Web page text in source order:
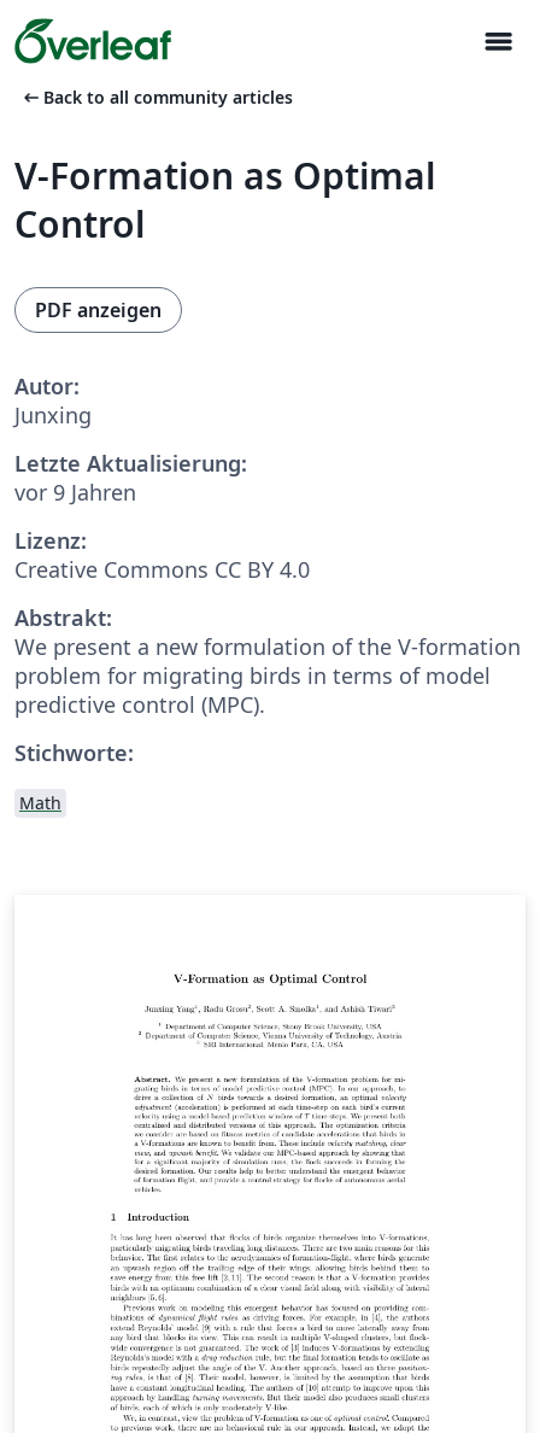
menu
arrow_left_alt Back to all community articles
V-Formation as Optimal
Control
PDF anzeigen
Autor:
Junxing
Letzte Aktualisierung:
vor 9 Jahren
Lizenz:
Creative Commons CC BY 4.0
Abstrakt:
We present a new formulation of the V-formation
problem for migrating birds in terms of model
predictive control (MPC).
Stichworte:
Math